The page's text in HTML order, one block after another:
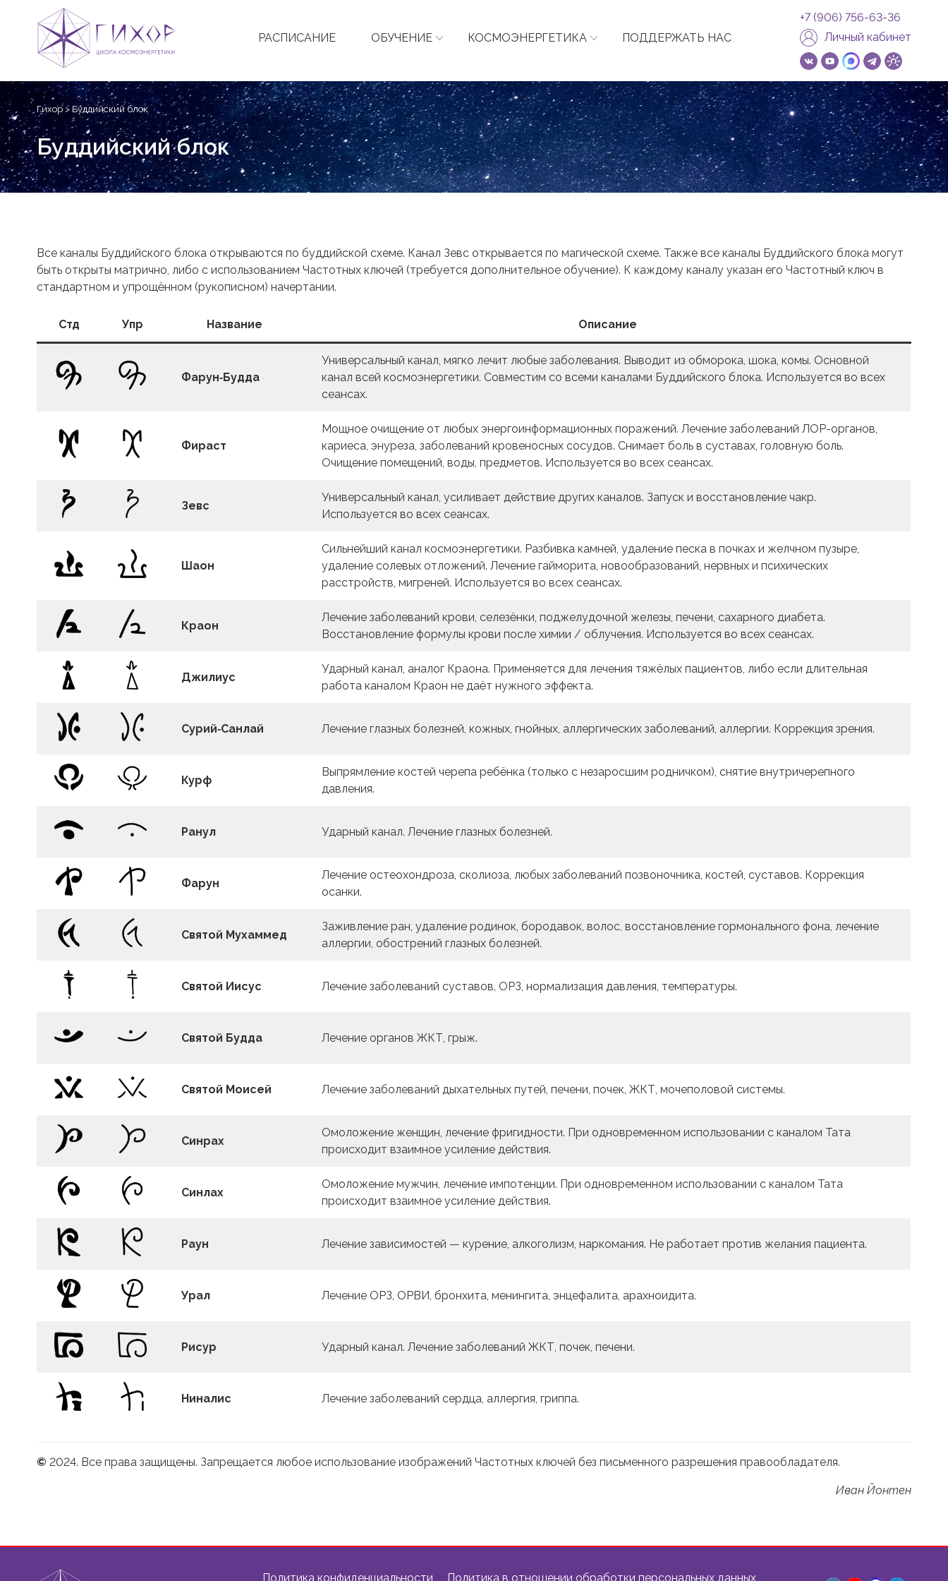
Skip
to
content
РАСПИСАНИЕ ОБУЧЕНИЕ КОСМОЭНЕРГЕТИКА ПОДДЕРЖАТЬ НАС
+7 (906) 756-63-36
Личный кабинет
Гихор> Буддийский блок
Буддийский блок
Все каналы Буддийского блока открываются по буддийской схеме. Канал Зевс открывается по магической схеме. Также все каналы Буддийского блока могут
быть открыты матрично, либо с использованием Частотных ключей (требуется дополнительное обучение). К каждому каналу указан его Частотный ключ в
стандартном и упрощённом (рукописном) начертании.
Стд Упр Название Описание
Фарун‑Будда
Универсальный канал, мягко лечит любые заболевания. Выводит из обморока, шока, комы. Основной
канал всей космоэнергетики. Совместим со всеми каналами Буддийского блока. Используется во всех
сеансах.
Фираст
Мощное очищение от любых энергоинформационных поражений. Лечение заболеваний ЛОР-органов,
кариеса, энуреза, заболеваний кровеносных сосудов. Снимает боль в суставах, головную боль.
Очищение помещений, воды, предметов. Используется во всех сеансах.
Зевс
Универсальный канал, усиливает действие других каналов. Запуск и восстановление чакр.
Используется во всех сеансах.
Шаон
Сильнейший канал космоэнергетики. Разбивка камней, удаление песка в почках и желчном пузыре,
удаление солевых отложений. Лечение гайморита, новообразований, нервных и психических
расстройств, мигреней. Используется во всех сеансах.
Краон
Лечение заболеваний крови, селезёнки, поджелудочной железы, печени, сахарного диабета.
Восстановление формулы крови после химии / облучения. Используется во всех сеансах.
Джилиус
Ударный канал, аналог Краона. Применяется для лечения тяжёлых пациентов, либо если длительная
работа каналом Краон не даёт нужного эффекта.
Сурий‑Санлай Лечение глазных болезней, кожных, гнойных, аллергических заболеваний, аллергии. Коррекция зрения.
Курф
Выпрямление костей черепа ребёнка (только с незаросшим родничком), снятие внутричерепного
давления.
Ранул Ударный канал. Лечение глазных болезней.
Фарун
Лечение остеохондроза, сколиоза, любых заболеваний позвоночника, костей, суставов. Коррекция
осанки.
Святой Мухаммед
Заживление ран, удаление родинок, бородавок, волос, восстановление гормонального фона, лечение
аллергии, обострений глазных болезней.
Святой Иисус Лечение заболеваний суставов, ОРЗ, нормализация давления, температуры.
Святой Будда Лечение органов ЖКТ, грыж.
Святой Моисей Лечение заболеваний дыхательных путей, печени, почек, ЖКТ, мочеполовой системы.
Синрах
Омоложение женщин, лечение фригидности. При одновременном использовании с каналом Тата
происходит взаимное усиление действия.
Синлах
Омоложение мужчин, лечение импотенции. При одновременном использовании с каналом Тата
происходит взаимное усиление действия.
Раун Лечение зависимостей — курение, алкоголизм, наркомания. Не работает против желания пациента.
Урал Лечение ОРЗ, ОРВИ, бронхита, менингита, энцефалита, арахноидита.
Рисур Ударный канал. Лечение заболеваний ЖКТ, почек, печени.
Ниналис Лечение заболеваний сердца, аллергия, гриппа.
© 2024. Все права защищены. Запрещается любое использование изображений Частотных ключей без письменного разрешения правообладателя.
Иван Йонтен
Политика конфиденциальности Политика в отношении обработки персональных данных